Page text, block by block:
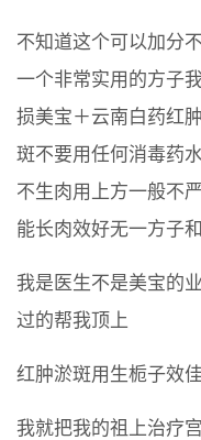
不知道这个可以加分
一个非常实用的方子
损美宝＋云南白药红
斑不要用任何消毒药
不生肉用上方一般不
能长肉效好无一方子
我是医生不是美宝的
过的帮我顶上
红肿淤斑用生栀子效
我就把我的祖上治疗